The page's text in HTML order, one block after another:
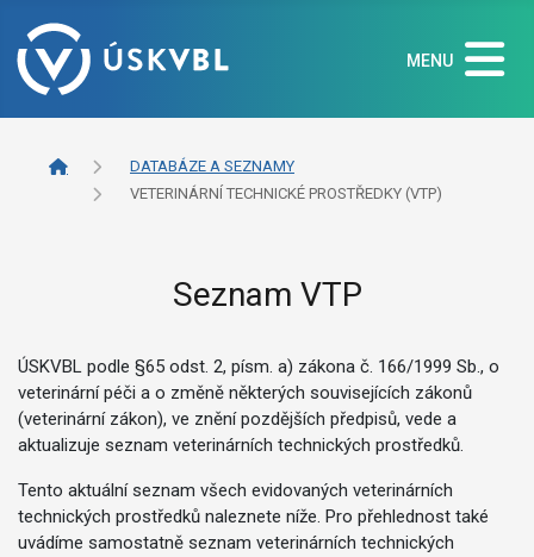
MENU
DATABÁZE A SEZNAMY
VETERINÁRNÍ TECHNICKÉ PROSTŘEDKY (VTP)
Seznam VTP
ÚSKVBL podle §65 odst. 2, písm. a) zákona č. 166/1999 Sb., o
veterinární péči a o změně některých souvisejících zákonů
(veterinární zákon), ve znění pozdějších předpisů, vede a
aktualizuje seznam veterinárních technických prostředků.
Tento aktuální seznam všech evidovaných veterinárních
technických prostředků naleznete níže. Pro přehlednost také
uvádíme samostatně seznam veterinárních technických